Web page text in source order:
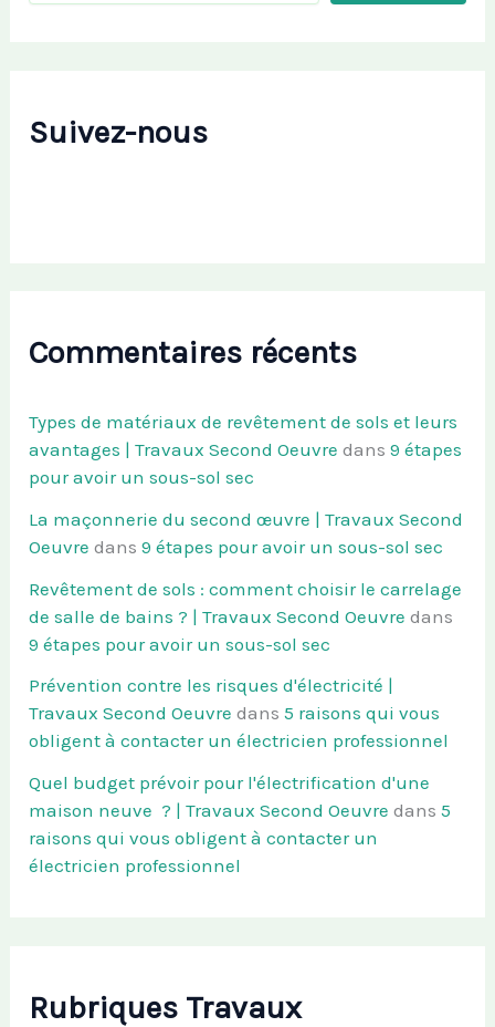
Suivez-nous
Commentaires récents
Types de matériaux de revêtement de sols et leurs
avantages | Travaux Second Oeuvre dans9 étapes
pour avoir un sous-sol sec
La maçonnerie du second œuvre | Travaux Second
Oeuvre dans9 étapes pour avoir un sous-sol sec
Revêtement de sols : comment choisir le carrelage
de salle de bains ? | Travaux Second Oeuvre dans
9 étapes pour avoir un sous-sol sec
Prévention contre les risques d'électricité |
Travaux Second Oeuvre dans5 raisons qui vous
obligent à contacter un électricien professionnel
Quel budget prévoir pour l'électrification d'une
maison neuve ? | Travaux Second Oeuvre dans5
raisons qui vous obligent à contacter un
électricien professionnel
Rubriques Travaux